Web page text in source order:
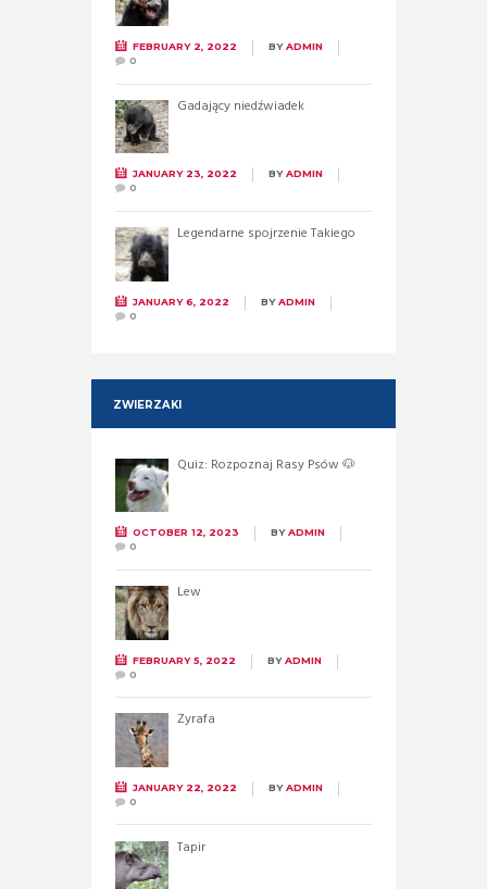
FEBRUARY 2, 2022 BYADMIN
0
Gadający niedźwiadek
JANUARY 23, 2022 BYADMIN
0
Legendarne spojrzenie Takiego
JANUARY 6, 2022 BYADMIN
0
ZWIERZAKI
Quiz: Rozpoznaj Rasy Psów 🐶
OCTOBER 12, 2023 BYADMIN
0
Lew
FEBRUARY 5, 2022 BYADMIN
0
Żyrafa
JANUARY 22, 2022 BYADMIN
0
Tapir